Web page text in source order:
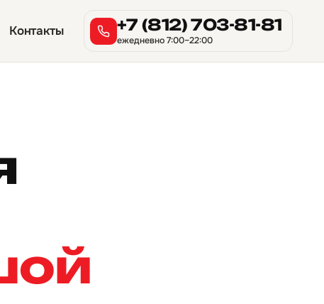
Контакты +7 (812) 703-81-81
ежедневно 7:00–22:00